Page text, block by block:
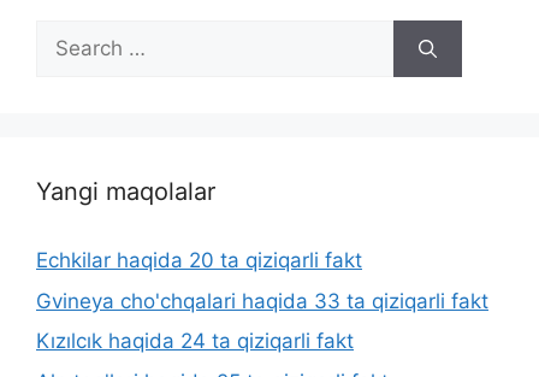
Search
for:
Yangi maqolalar
Echkilar haqida 20 ta qiziqarli fakt
Gvineya cho'chqalari haqida 33 ta qiziqarli fakt
Kızılcık haqida 24 ta qiziqarli fakt